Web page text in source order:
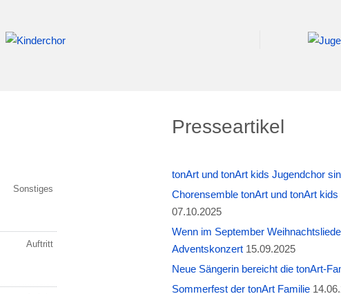
Presseartikel
tonArt und tonArt kids Jugendchor
Chorensemble tonArt und tonArt
07.10.2025
Wenn im September
Adventskonzert 15.09.2025
Neue Sängerin bereicht die tonArt-
Sommerfest der tonArt Familie